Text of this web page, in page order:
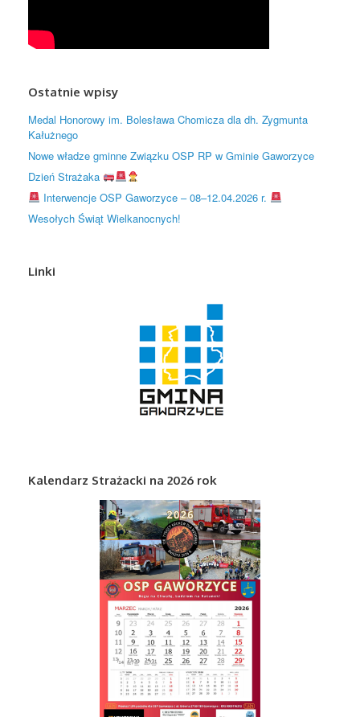
Ostatnie wpisy
Medal Honorowy im. Bolesława Chomicza dla dh. Zygmunta
Kałużnego
Nowe władze gminne Związku OSP RP w Gminie Gaworzyce
Dzień Strażaka
Interwencje OSP Gaworzyce – 08–12.04.2026 r.
Wesołych Świąt Wielkanocnych!
Linki
Kalendarz Strażacki na 2026 rok